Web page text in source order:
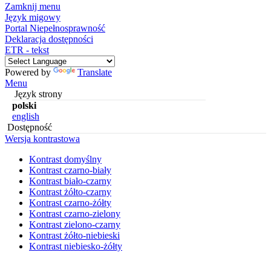
Zamknij menu
Język migowy
Portal Niepełnosprawność
Deklaracja dostępności
ETR - tekst
Powered by
Translate
Menu
Język strony
polski
english
Dostępność
Wersja kontrastowa
Kontrast domyślny
Kontrast czarno-biały
Kontrast biało-czarny
Kontrast żółto-czarny
Kontrast czarno-żółty
Kontrast czarno-zielony
Kontrast zielono-czarny
Kontrast żółto-niebieski
Kontrast niebiesko-żółty